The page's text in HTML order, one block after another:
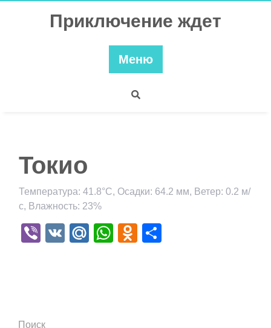
Приключение ждет
Меню
Токио
Температура: 41.8°C, Осадки: 64.2 мм, Ветер: 0.2 м/
с, Влажность: 23%
Viber
VK Mail.Ru
WhatsApp
Odnoklassniki
Поиск